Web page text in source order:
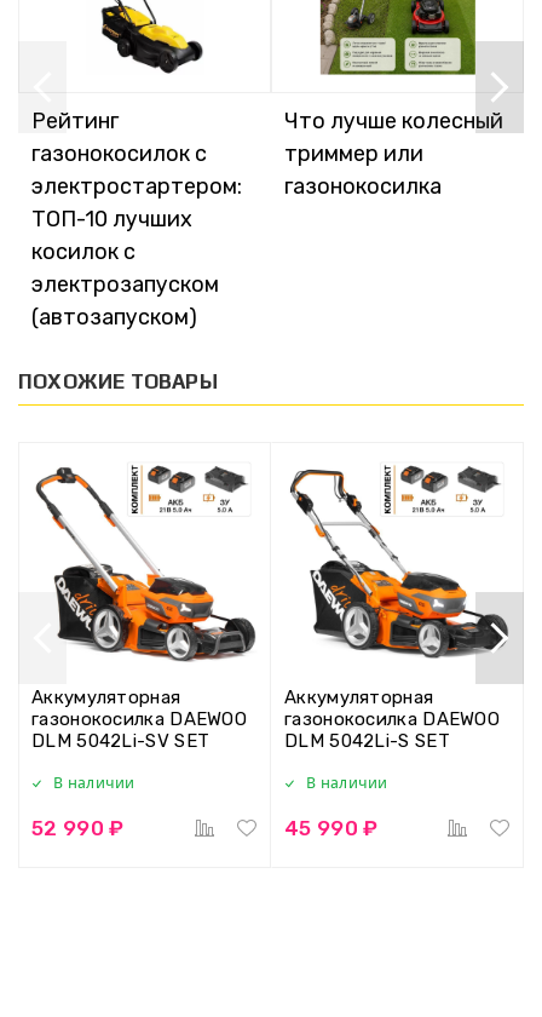
Рейтинг
газонокосилок с
электростартером:
ТОП-10 лучших
косилок с
электрозапуском
(автозапуском)
Что лучше колесный
триммер или
газонокосилка
ПОХОЖИЕ ТОВАРЫ
Аккумуляторная
газонокосилка DAEWOO
DLM 5042Li-SV SET
В наличии
52 990 ₽
Аккумуляторная
газонокосилка DAEWOO
DLM 5042Li-S SET
В наличии
45 990 ₽